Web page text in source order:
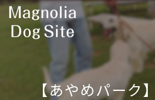
【あやめパーク